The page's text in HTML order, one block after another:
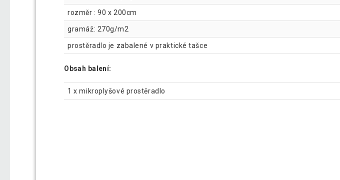
rozměr : 90 x 200cm
gramáž: 270g/m2
prostěradlo je zabalené v praktické tašce
Obsah balení:
1 x mikroplyšové prostěradlo